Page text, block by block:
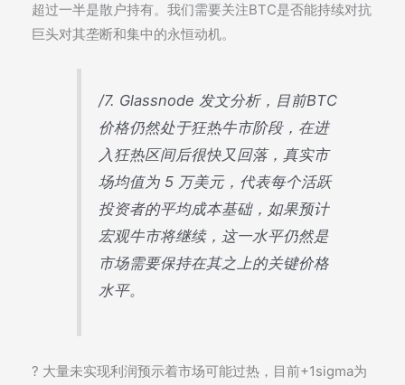
超过一半是散户持有。我们需要关注BTC是否能持续对抗
巨头对其垄断和集中的永恒动机。
/7. Glassnode 发文分析，目前BTC
价格仍然处于狂热牛市阶段，在进
入狂热区间后很快又回落，真实市
场均值为 5 万美元，代表每个活跃
投资者的平均成本基础，如果预计
宏观牛市将继续，这一水平仍然是
市场需要保持在其之上的关键价格
水平。
? 大量未实现利润预示着市场可能过热，目前+1sigma为